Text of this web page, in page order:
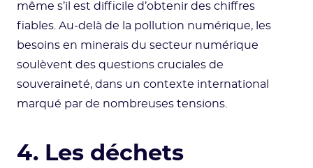
même s’il est difficile d’obtenir des chiffres
fiables. Au-delà de la pollution numérique, les
besoins en minerais du secteur numérique
soulèvent des questions cruciales de
souveraineté, dans un contexte international
marqué par de nombreuses tensions.
4. Les déchets